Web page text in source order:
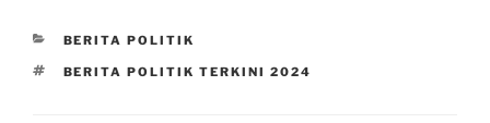
CATEGORIES
BERITA POLITIK
TAGS
BERITA POLITIK TERKINI 2024